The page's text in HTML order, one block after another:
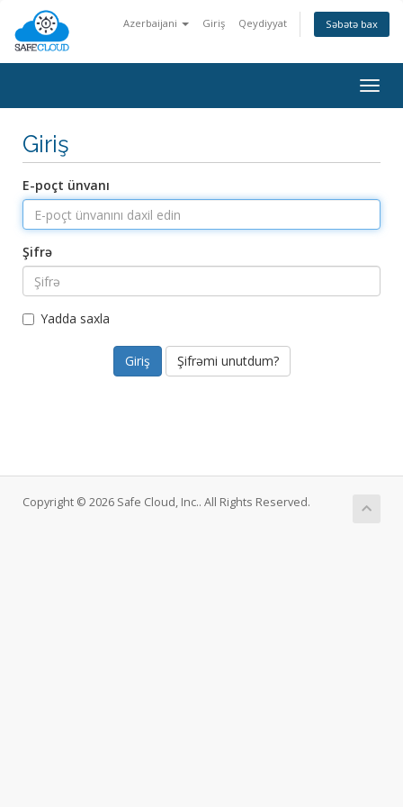
Azerbaijani Giriş Qeydiyyat Səbətə bax
Giriş
E-poçt ünvanı
Şifrə
Yadda saxla
Şifrəmi unutdum?
Copyright © 2026 Safe Cloud, Inc.. All Rights Reserved.